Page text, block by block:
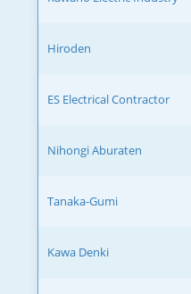
Hiroden
ES Electrical Contractor
Nihongi Aburaten
Tanaka-Gumi
Kawa Denki